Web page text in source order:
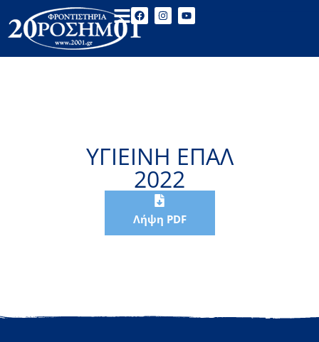
ΥΓΙΕΙΝΗ ΕΠΑΛ
2022
Λήψη PDF